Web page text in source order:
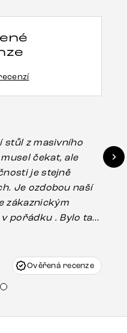
stůl z masivního
čekat, ale
je stejně
zákaznickým
pořádku . Bylo tam
stolu, které mohlo
vyšli vstříc.
všem.“
Ověřená recenze